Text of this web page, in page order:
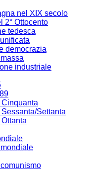
nel XIX secolo
2° Ottocento
tedesca
democrazia
industriale
Cinquanta
Sessanta/Settanta